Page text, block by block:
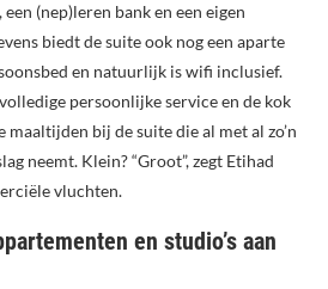
(nep)leren bank en een eigen
biedt de suite ook nog een aparte
en natuurlijk is wifi inclusief.
persoonlijke service en de kok
maaltijden bij de suite die al met al zo’n
neemt. Klein? “Groot”, zegt Etihad
vluchten.
en studio’s aan